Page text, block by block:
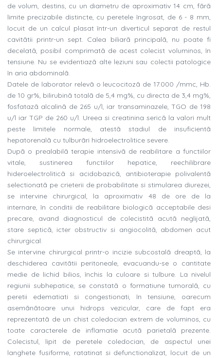
de volum, destins, cu un diametru de aproximativ 14 cm, fãrã
limite precizabile distincte, cu peretele îngrosat, de 6 - 8 mm,
locuit de un calcul plasat într-un diverticul separat de restul
cavitãtii printr-un sept. Calea biliarã principalã, nu poate fi
decelatã, posibil comprimatã de acest colecist voluminos, în
tensiune. Nu se evidentiazã alte leziuni sau colectii patologice
în aria abdominalã.
Datele de laborator relevã o leucocitozã de 17.000 /mmc, Hb.
de 10 gr%, bilirubinã totalã de 5,4 mg%, cu directa de 3,4 mg%,
fosfatazã alcalinã de 265 u/l, iar transaminazele, TGO de 198
u/l iar TGP de 260 u/l. Ureea si creatinina sericã la valori mult
peste limitele normale, atestã stadiul de insuficientã
hepatorenalã cu tulburãri hidroelectrolitice severe.
Dupã o prealabilã terapie intensivã de reabilitare a functiilor
vitale, sustinerea functiilor hepatice, reechilibrare
hideroelectroliticã si acidobazicã, antibioterapie polivalentã
selectionatã pe crieterii de probabilitate si stimularea diurezei,
se intervine chirurgical, la aproximativ 48 de ore de la
internare, în conditii de reabilitare biologicã acceptabile desi
precare, avand diagnosticul de colecistitã acutã neglijatã,
stare septicã, icter obstructiv si angiocolitã, abdomen acut
chirurgical.
Se intervine chirurgical printr-o incizie subcostalã dreaptã, la
deschiderea cavitãtii peritoneale, evacuandu-se o cantitate
medie de lichid bilios, închis la culoare si tulbure. La nivelul
regiunii subhepatice, se constatã o formatiune tumoralã, cu
peretii edematiati si congestionati, în tensiune, oarecum
asemãnãtoare unui hidrops vezicular, care de fapt era
reprezentatã de un chist coledocian extrem de voluminos, cu
toate caracterele de inflamatie acutã parietalã prezente.
Colecistul, lipit de peretele coledocian, de aspectul unei
langhete fusiforme, ratatinat si defunctionalizat, locuit de un